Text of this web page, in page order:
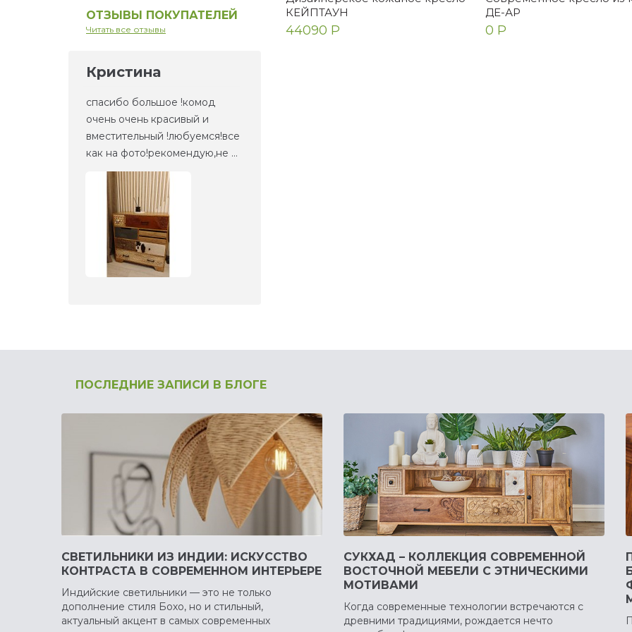
ОТЗЫВЫ ПОКУПАТЕЛЕЙ
Читать все отзывы
Кристина
спасибо большое !комод
очень очень красивый и
вместительный !любуемся!все
как на фото!рекомендую,не ...
КЕЙПТАУН
44090 Р
ДЕ-АР
0 Р
ПОСЛЕДНИЕ ЗАПИСИ В БЛОГЕ
СВЕТИЛЬНИКИ ИЗ ИНДИИ: ИСКУССТВО
КОНТРАСТА В СОВРЕМЕННОМ ИНТЕРЬЕРЕ
Индийские светильники — это не только
дополнение стиля Бохо, но и стильный,
актуальный акцент в самых современных
СУКХАД – КОЛЛЕКЦИЯ СОВРЕМЕННОЙ
ВОСТОЧНОЙ МЕБЕЛИ С ЭТНИЧЕСКИМИ
МОТИВАМИ
Когда современные технологии встречаются с
древними традициями, рождается нечто